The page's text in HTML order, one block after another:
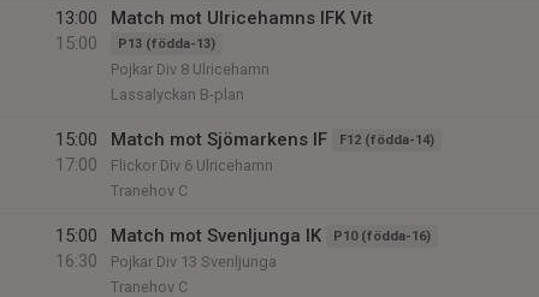
13:00
15:00
Match mot Ulricehamns IFK Vit
P13 (födda-13)
Pojkar Div 8 Ulricehamn
Lassalyckan B-plan
15:00
17:00
Match mot Sjömarkens IF F12 (födda-14)
Flickor Div 6 Ulricehamn
Tranehov C
15:00
16:30
Match mot Svenljunga IK P10 (födda-16)
Pojkar Div 13 Svenljunga
Tranehov C